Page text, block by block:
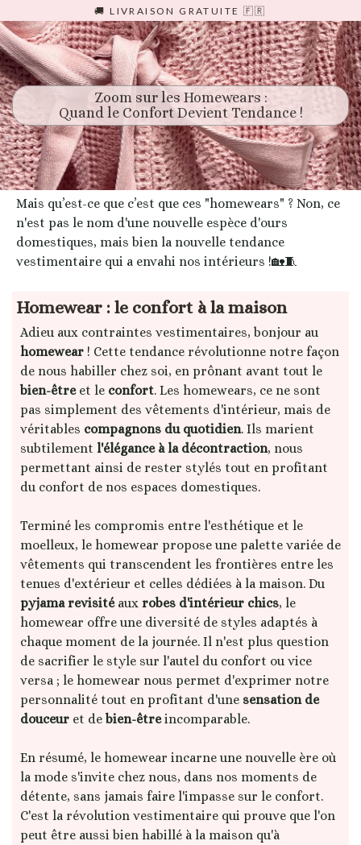
contenu
🚚 LIVRAISON GRATUITE 🇫🇷
Zoom sur les Homewears :
Quand le Confort Devient Tendance !
Mais qu’est-ce que c’est que ces "homewears" ? Non, ce
n'est pas le nom d'une nouvelle espèce d'ours
domestiques, mais bien la nouvelle tendance
vestimentaire qui a envahi nos intérieurs !🏡🧵
Homewear : le confort à la maison
Adieu aux contraintes vestimentaires, bonjour au
homewear ! Cette tendance révolutionne notre façon
de nous habiller chez soi, en prônant avant tout le
bien-être et le confort. Les homewears, ce ne sont
pas simplement des vêtements d'intérieur, mais de
véritables compagnons du quotidien. Ils marient
subtilement l'élégance à la décontraction, nous
permettant ainsi de rester stylés tout en profitant
du confort de nos espaces domestiques.
Terminé les compromis entre l'esthétique et le
moelleux, le homewear propose une palette variée de
vêtements qui transcendent les frontières entre les
tenues d'extérieur et celles dédiées à la maison. Du
pyjama revisitéaux robes d'intérieur chics, le
homewear offre une diversité de styles adaptés à
chaque moment de la journée. Il n'est plus question
de sacrifier le style sur l'autel du confort ou vice
versa ; le homewear nous permet d'exprimer notre
personnalité tout en profitant d'une sensation de
douceur et de bien-êtreincomparable.
En résumé, le homewear incarne une nouvelle ère où
la mode s'invite chez nous, dans nos moments de
détente, sans jamais faire l'impasse sur le confort.
C'est la révolution vestimentaire qui prouve que l'on
peut être aussi bien habillé à la maison qu'à